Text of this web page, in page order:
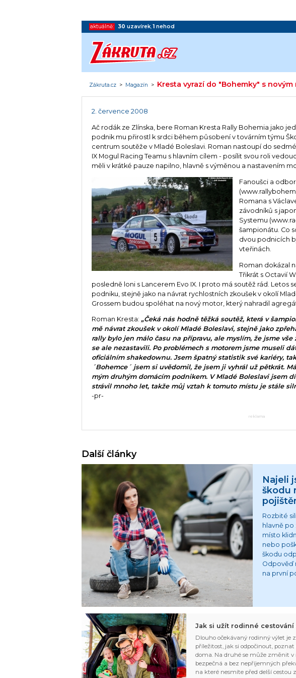
aktuálně: 30 uzavírek,1 nehod
Zákruta.cz > Magazín > Kresta vyrazí do "Bohemky" s
2. července 2008
Ač rodák ze Zlínska, bere Roman Kresta Rally Bohemia jako
podnik mu přirostl k srdci během působení v továrním týmu
centrum soutěže v Mladé Boleslavi. Roman nastoupí do
IX Mogul Racing Teamu s hlavním cílem - posílit svou roli
měli v krátké pauze napilno, hlavně s výměnou a nastavením
Fanoušci a
Romana s
závodníků s
Systemu
šampionátu. Co
dvou podnicích
vteřinách.
Roman dokázal
Třikrát s Octavií
posledně loni s Lancerem Evo IX. I proto má soutěž rád. Letos
podniku, stejně jako na návrat rychlostních zkoušek v okolí
Grossem budou spoléhat na nový motor, který nahradil
Roman Kresta:„Čeká nás hodně těžká soutěž, která v
mě návrat zkoušek v okolí Mladé Boleslavi, stejně jako
rally bylo jen málo času na přípravu, ale myslím, že jsme
se ale nezastavili. Po problémech s motorem jsme museli
oficiálním shakedownu. Jsem špatný statistik své kariéry,
´Bohemce´ jsem si uvědomil, že jsem ji vyhrál už pětkrát.
mým druhým domácím podnikem. V Mladé Boleslavi jsem
strávil mnoho let, takže můj vztah k tomuto místu je stále
-pr-
reklama
Další články
Najeli
škodu
Rozbité
hlavně
místo
nebo
škodu
Odpověď
na první
Jak si užít rodinné
Dlouho očekávaný rodinný výlet je
příležitost, jak si odpočinout,
doma. Na druhé se může změnit v
bezpečná a bez nepříjemných
na které nesmíte před delší cestou